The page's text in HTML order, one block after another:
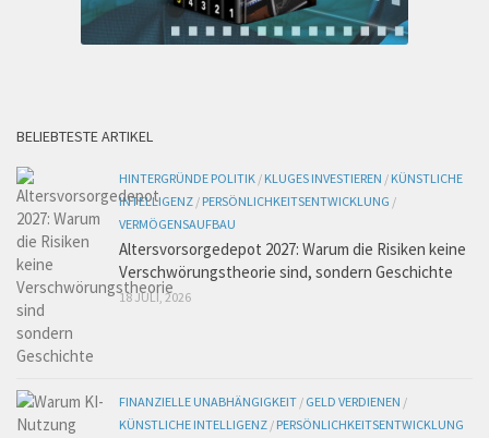
BELIEBTESTE ARTIKEL
HINTERGRÜNDE POLITIK / KLUGES INVESTIEREN / KÜNSTLICHE
INTELLIGENZ / PERSÖNLICHKEITSENTWICKLUNG /
VERMÖGENSAUFBAU
Altersvorsorgedepot 2027: Warum die Risiken keine
Verschwörungstheorie sind, sondern Geschichte
18 JULI, 2026
FINANZIELLE UNABHÄNGIGKEIT / GELD VERDIENEN /
KÜNSTLICHE INTELLIGENZ / PERSÖNLICHKEITSENTWICKLUNG